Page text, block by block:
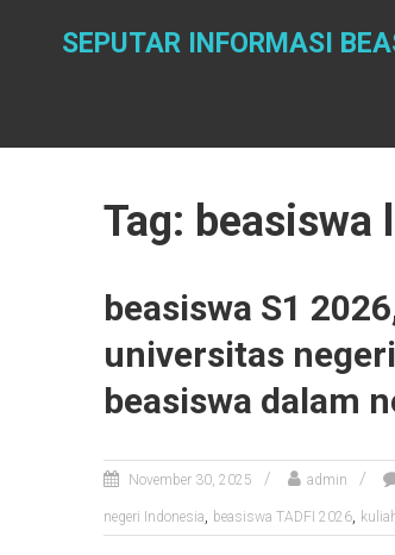
SEPUTAR INFORMASI
Tag: beasiswa
beasiswa S1
universitas
beasiswa dalam
November 30, 2025 admin
negeri Indonesia, beasiswa TADFI 2026,